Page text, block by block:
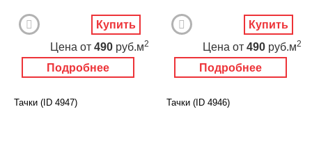
Подробнее
Цена от 490 руб.м2
Купить
Подробнее
Цена от 490 руб.м2
Купить
Тачки (ID 4947) Тачки (ID 4946)